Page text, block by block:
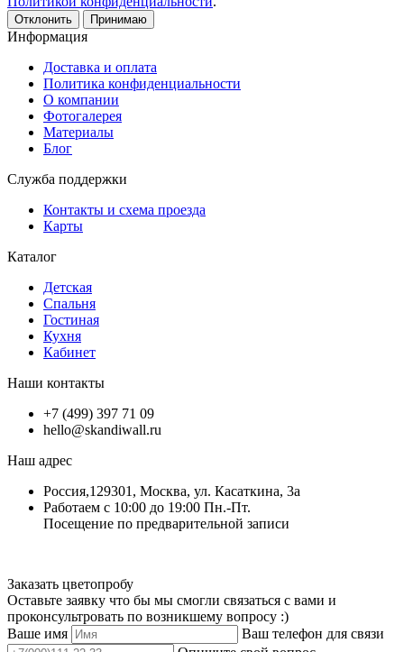
Отклонить Принимаю
Информация
Доставка и оплата
Политика конфиденциальности
О компании
Фотогалерея
Материалы
Блог
Служба поддержки
Контакты и схема проезда
Карты
Каталог
Детская
Спальня
Гостиная
Кухня
Кабинет
Наши контакты
+7 (499) 397 71 09
hello@skandiwall.ru
Наш адрес
Россия,129301, Москва, ул. Касаткина, 3а
Работаем с 10:00 до 19:00 Пн.-Пт.
Посещение по предварительной записи
Заказать цветопробу
Оставьте заявку что бы мы смогли связаться с вами и
проконсультровать по возникшему вопросу :)
Ваше имя
Ваш телефон для связи